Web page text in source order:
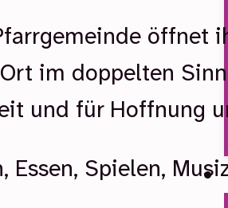
öffnet
im doppelten
und für Hoffnung
Essen, Spielen,